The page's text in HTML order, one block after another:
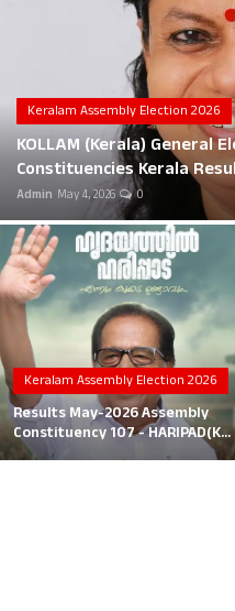
Career
Education
Business
Local News
Earn Money
Tutorials
Malayalam
Keralam Assembly Election 2026
KOLLAM (Kerala) General
Constituencies Kerala
Admin May 4, 2026 0
Keralam Assembly Election 2026
Results May-2026 Assembly
Constituency 107 - HARIPAD(K...